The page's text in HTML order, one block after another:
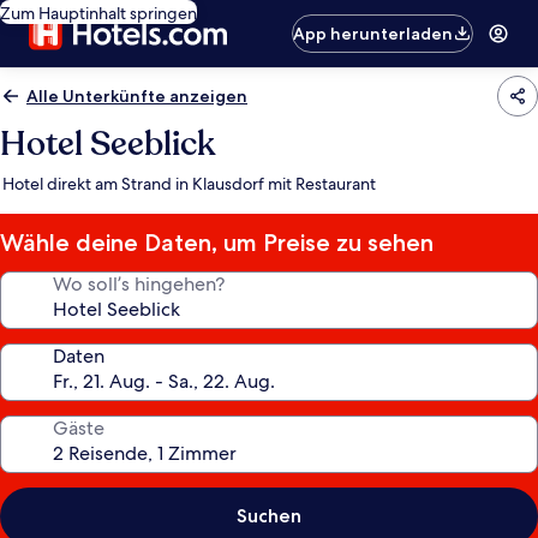
Zum Hauptinhalt springen
App herunterladen
Alle Unterkünfte anzeigen
Hotel Seeblick
Hotel direkt am Strand in Klausdorf mit Restaurant
Wähle deine Daten, um Preise zu sehen
Wo soll’s hingehen?
Daten
Gäste
Suchen